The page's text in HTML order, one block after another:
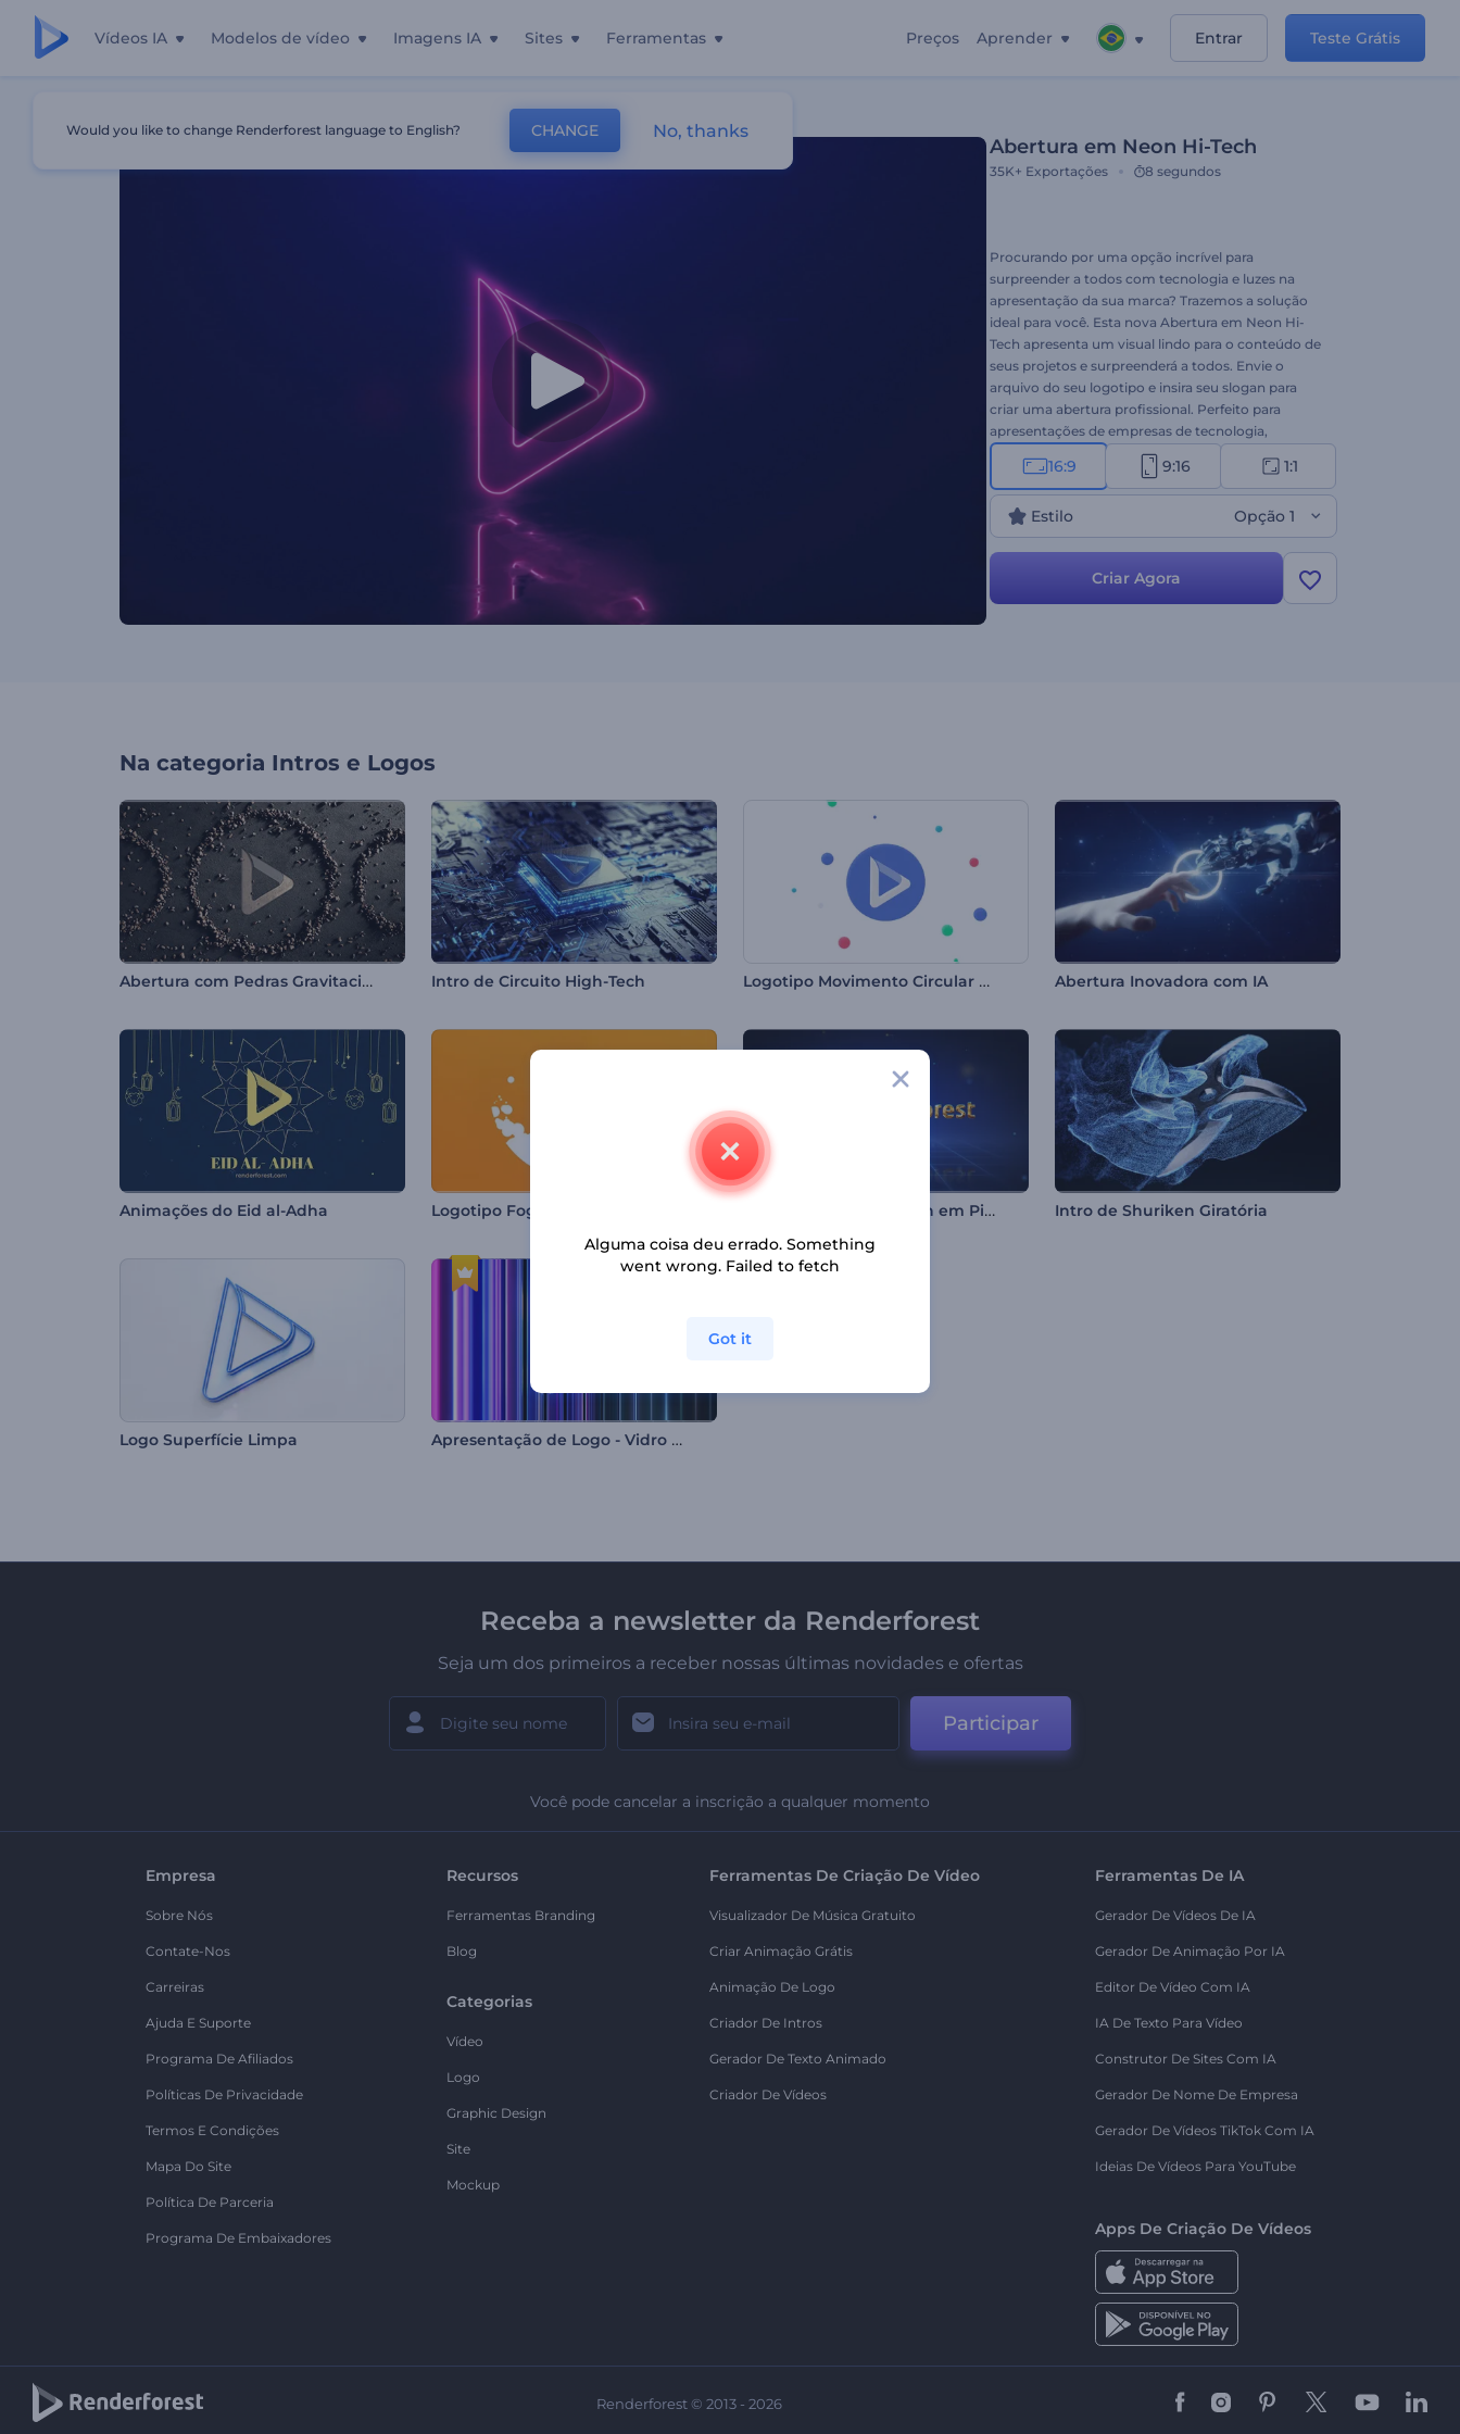
Vídeos IA Modelos de vídeo Imagens IA Sites Ferramentas Preços Aprender Entrar Teste Grátis
Abertura em Neon Hi-Tech
35K+ Exportações 8 segundos
Procurando por uma opção incrível para
surpreender a todos com tecnologia e luzes na
apresentação da sua marca? Trazemos a solução
ideal para você. Esta nova Abertura em Neon Hi-
Tech apresenta um visual lindo para o conteúdo de
seus projetos e surpreenderá a todos. Envie o
arquivo do seu logotipo e insira seu slogan para
criar uma abertura profissional. Perfeito para
apresentações de empresas de tecnologia,
promoções de marca, introduções de canais e
muito mais. Maximize o sucesso de seus projetos
com esta moderna abertura com logo e texto.
Experimente agora mesmo!
16:9 9:16 1:1
Estilo Opção 1
Criar Agora
Na categoria Intros e Logos
Abertura com Pedras Gravitacionais Intro de Circuito High-Tech Logotipo Movimento Circular Colorido Abertura Inovadora com IA
Animações do Eid al-Adha Logotipo Foguete Start Up Revelação de Logo Tech em Pixels Intro de Shuriken Giratória
Logo Superfície Limpa Apresentação de Logo - Vidro Iridescente
Receba a newsletter da Renderforest
Seja um dos primeiros a receber nossas últimas novidades e ofertas
Participar
Você pode cancelar a inscrição a qualquer momento
Empresa
Sobre Nós
Contate-Nos
Carreiras
Ajuda E Suporte
Programa De Afiliados
Políticas De Privacidade
Termos E Condições
Mapa Do Site
Política De Parceria
Programa De Embaixadores
Recursos
Ferramentas Branding
Blog
Categorias
Vídeo
Logo
Graphic Design
Site
Mockup
Ferramentas De Criação De Vídeo
Visualizador De Música Gratuito
Criar Animação Grátis
Animação De Logo
Criador De Intros
Gerador De Texto Animado
Criador De Vídeos
Ferramentas De IA
Gerador De Vídeos De IA
Gerador De Animação Por IA
Editor De Vídeo Com IA
IA De Texto Para Vídeo
Construtor De Sites Com IA
Gerador De Nome De Empresa
Gerador De Vídeos TikTok Com IA
Ideias De Vídeos Para YouTube
Apps De Criação De Vídeos
Renderforest © 2013 - 2026
Would you like to change Renderforest language to English? CHANGE No, thanks
Alguma coisa deu errado. Something
went wrong. Failed to fetch
Got it